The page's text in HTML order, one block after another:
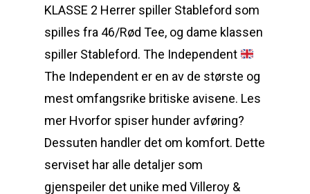
KLASSE 2 Herrer spiller Stableford som
spilles fra 46/Rød Tee, og dame klassen
spiller Stableford. The Independent
The Independent er en av de største og
mest omfangsrike britiske avisene. Les
mer Hvorfor spiser hunder avføring?
Dessuten handler det om komfort. Dette
serviset har alle detaljer som
gjenspeiler det unike med Villeroy &